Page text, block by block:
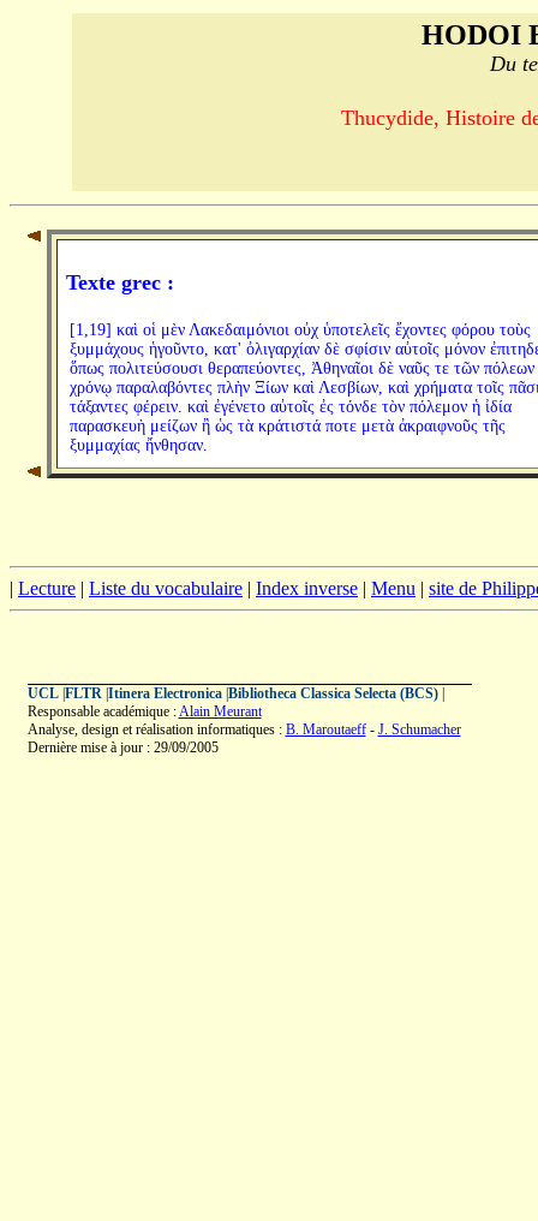
HODOI
Du
Thucydide, Histoire
Texte grec :
[1,19] καὶ οἱ μὲν Λακεδαιμόνιοι οὐχ ὑποτελεῖς ἔχοντες φόρου τοὺς
ξυμμάχους ἡγοῦντο, κατ' ὀλιγαρχίαν δὲ σφίσιν αὐτοῖς μόνον
ὅπως πολιτεύσουσι θεραπεύοντες, Ἀθηναῖοι δὲ ναῦς τε τῶν
χρόνῳ παραλαβόντες πλὴν Ξίων καὶ Λεσβίων, καὶ χρήματα τοῖς
τάξαντες φέρειν. καὶ ἐγένετο αὐτοῖς ἐς τόνδε τὸν πόλεμον ἡ ἰδία
παρασκευὴ μείζων ἢ ὡς τὰ κράτιστά ποτε μετὰ ἀκραιφνοῦς τῆς
ξυμμαχίας ἤνθησαν.
| Lecture | Liste du vocabulaire | Index inverse | Menu | site de
UCL| FLTR| Itinera Electronica| Bibliotheca Classica Selecta (BCS)|
Responsable académique :Alain Meurant
Analyse, design et réalisation informatiques : B. Maroutaeff- J. Schumacher
Dernière mise à jour : 29/09/2005